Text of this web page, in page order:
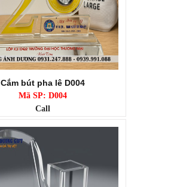
Cắm bút pha lê D004
Mã SP: D004
Call